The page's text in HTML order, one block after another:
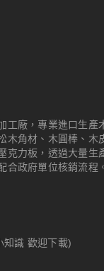
工廠，專業進口生產
木角材、木圓棒、木
克力板，透過大量生
合政府單位核銷流程。
知識 歡迎下載)